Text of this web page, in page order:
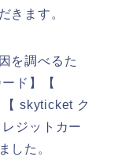
きます。
を調べるた
ド】【
skyticket ク
ジットカー
した。